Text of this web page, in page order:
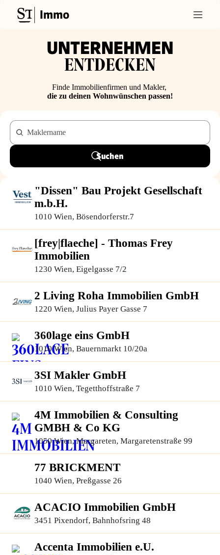
Immo
UNTERNEHMEN
ENTDECKEN
Finde Immobilienfirmen und Makler,
die zu deinen Wohnwünschen passen!
Maklername
Suchen
"Dissen" Bau Projekt Gesellschaft
m.b.H.
1010 Wien, Bösendorferstr.7
[frey|flaeche] - Thomas Frey
Immobilien
1230 Wien, Eigelgasse 7/2
2 Living Roha Immobilien GmbH
1220 Wien, Julius Payer Gasse 7
360lage eins GmbH
1010 Wien, Bauernmarkt 10/20a
3SI Makler GmbH
1010 Wien, Tegetthoffstraße 7
4M Immobilien & Consulting
GMBH & Co KG
1050 Wien, Margareten, Margaretenstraße 99
77 BRICKMENT
1040 Wien, Preßgasse 26
ACACIO Immobilien GmbH
3451 Pixendorf, Bahnhofsring 48
Accenta Immobilien e.U.